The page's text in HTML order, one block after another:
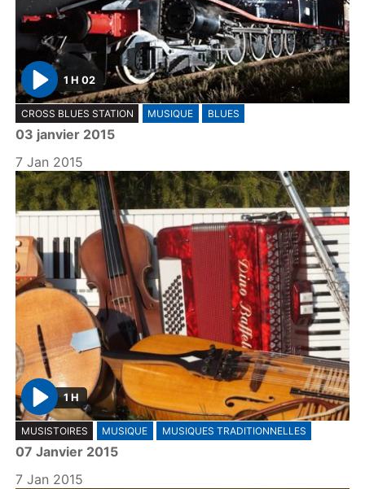
P
l
a
y
1 H 02
CROSS BLUES STATION MUSIQUE BLUES
03 janvier 2015
7 Jan 2015
P
l
a
y
1 H
MUSISTOIRES MUSIQUE MUSIQUES TRADITIONNELLES
07 Janvier 2015
7 Jan 2015